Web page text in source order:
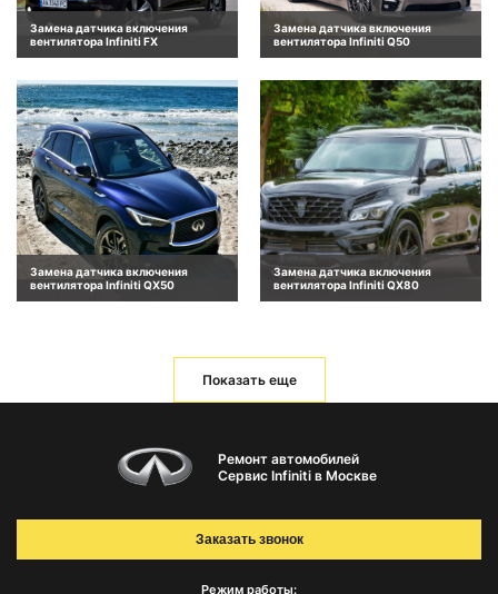
Замена датчика включения
вентилятора Infiniti FX
Замена датчика включения
вентилятора Infiniti Q50
Замена датчика включения
вентилятора Infiniti QX50
Замена датчика включения
вентилятора Infiniti QX80
Показать еще
Ремонт автомобилей
Сервис Infiniti в Москве
Режим работы:
Заказать звонок